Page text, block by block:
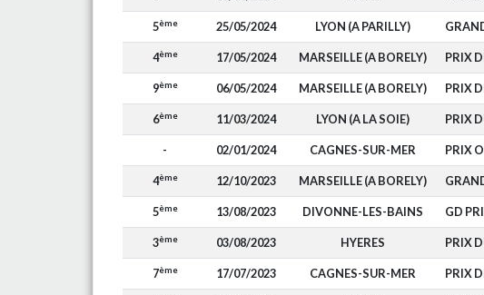
5ème 25/05/2024 LYON (A PARILLY)
4ème 17/05/2024 MARSEILLE (A BORELY) PRIX
9ème 06/05/2024 MARSEILLE (A BORELY) PRIX
6ème 11/03/2024 LYON (A LA SOIE) PRIX
- 02/01/2024 CAGNES-SUR-MER PRIX
4ème 12/10/2023 MARSEILLE (A BORELY)
5ème 13/08/2023 DIVONNE-LES-BAINS GD
3ème 03/08/2023 HYERES PRIX
7ème 17/07/2023 CAGNES-SUR-MER PRIX